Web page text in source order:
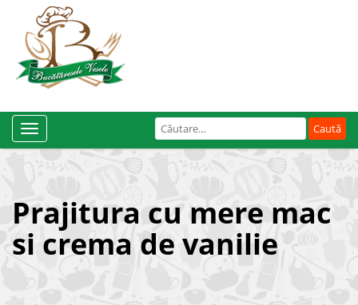
Caută
după:
Toggle
Navigation
Prajitura cu mere mac
si crema de vanilie